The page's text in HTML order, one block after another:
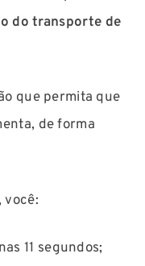
do transporte de
que permita que
de forma
você:
11 segundos;